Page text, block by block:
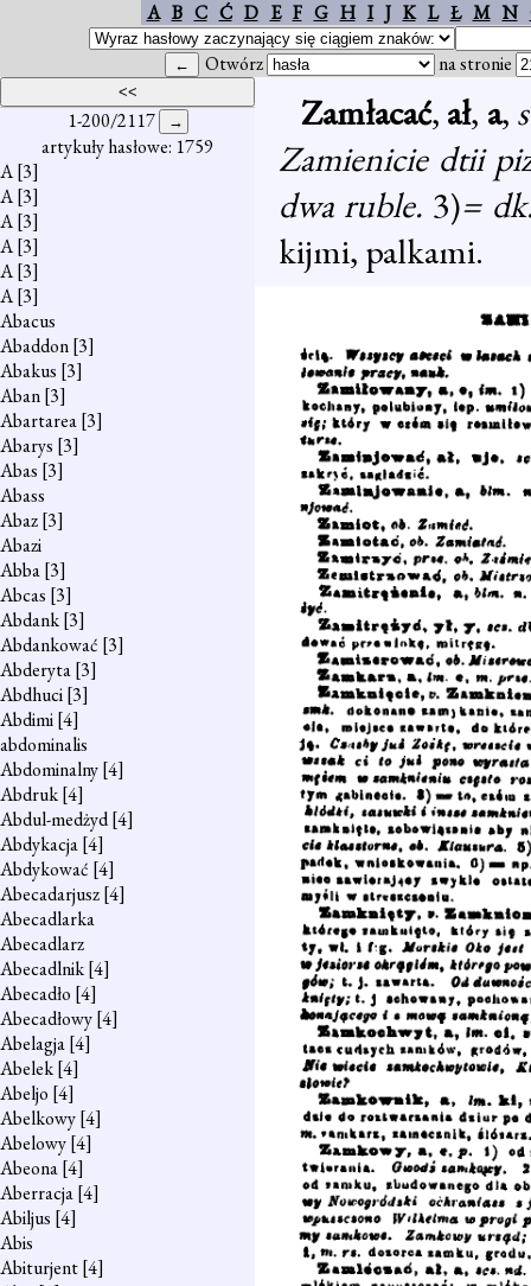
A B C Ć D E F G H I J K L Ł M N
Otwórz na stronie
1-200/2117
artykuły hasłowe: 1759
A[3]
A[3]
A[3]
A[3]
A[3]
A[3]
Abacus
Abaddon[3]
Abakus [3]
Aban[3]
Abartarea[3]
Abarys [3]
Abas [3]
Abass
Abaz[3]
Abazi
Abba[3]
Abcas [3]
Abdank[3]
Abdankować [3]
Abderyta[3]
Abdhuci[3]
Abdimi[4]
abdominalis
Abdominalny[4]
Abdruk[4]
Abdul-medżyd[4]
Abdykacja[4]
Abdykować [4]
Abecadarjusz[4]
Abecadlarka
Abecadlarz
Abecadlnik[4]
Abecadło [4]
Abecadłowy[4]
Abelagja[4]
Abelek[4]
Abeljo [4]
Abelkowy[4]
Abelowy[4]
Abeona[4]
Aberracja[4]
Abiljus [4]
Abis
Abiturjent[4]
Zamłacać, ał, a,
Zamienicie dtii
dwa ruble. 3)=
kijmi, palkami.